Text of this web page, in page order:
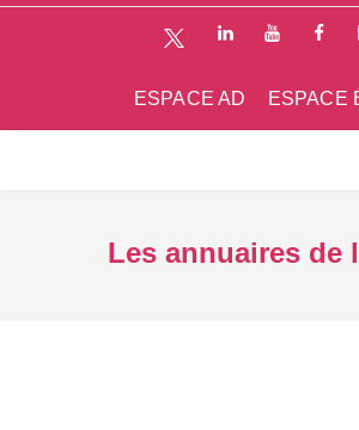
ESPACE
ESPACE AD
Les annuaires de